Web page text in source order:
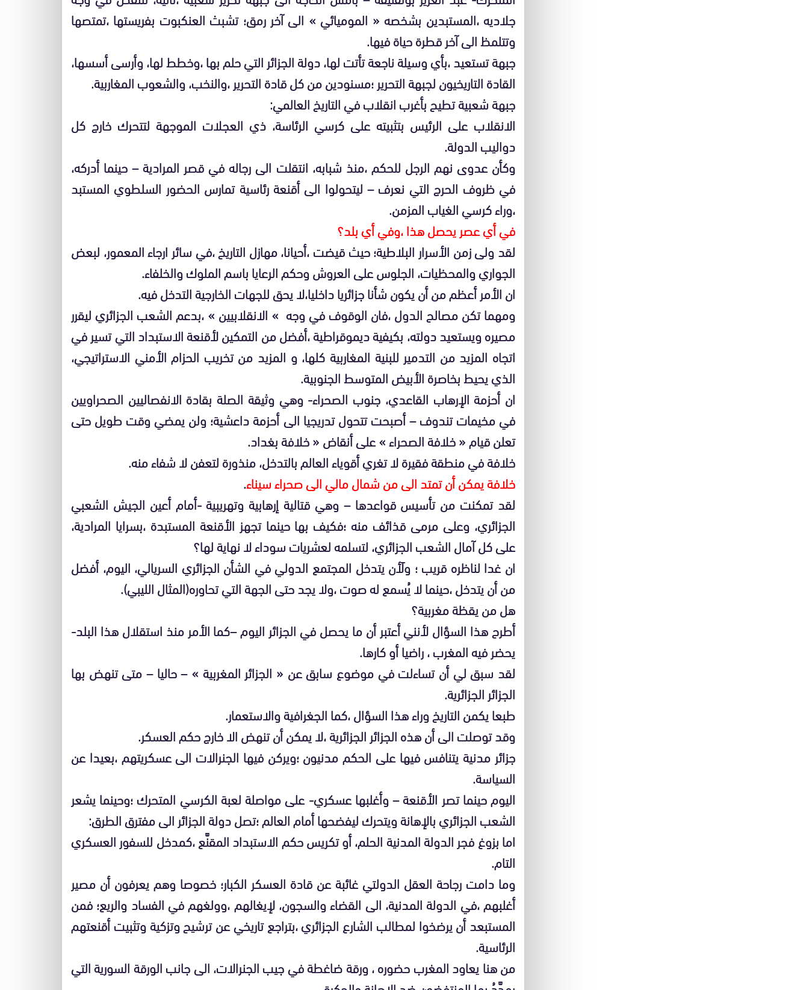
جلاديه ،المستبدين بشخصه « الموميائي » الى آخر رمق؛ تشبث العنكبوت بفريستها ،تمتصها
وتتلمظ الى آخر قطرة حياة فيها.
جبهة تستعيد ،بأي وسيلة ناجعة تأتت لها، دولة الجزائر التي حلم بها ،وخطط لها، وأرسى أسسها،
القادة التاريخيون لجبهة التحرير ؛مسنودين من كل قادة التحرير ،والنخب، والشعوب المغاربية.
جبهة شعبية تطيح بأغرب انقلاب في التاريخ العالمي:
الانقلاب على الرئيس بتثبيته على كرسي الرئاسة، ذي العجلات الموجهة لتتحرك خارج كل
دواليب الدولة.
وكأن عدوى نهم الرجل للحكم ،منذ شبابه، انتقلت الى رجاله في قصر المرادية – حينما أدركه،
في ظروف الحرج التي نعرف – ليتحولوا الى أقنعة رئاسية تمارس الحضور السلطوي المستبد
،وراء كرسي الغياب المزمن.
في أي عصر يحصل هذا ،وفي أي بلد؟
لقد ولى زمن الأسرار البلاطية؛ حيث قيضت ،أحيانا، مهازل التاريخ ،في سائر ارجاء المعمور، لبعض
الجواري والمحظيات، الجلوس على العروش وحكم الرعايا باسم الملوك والخلفاء.
ان الأمر أعظم من أن يكون شأنا جزائريا داخليا،لا يحق للجهات الخارجية التدخل فيه.
ومهما تكن مصالح الدول ،فان الوقوف في وجه » الانقلابيين » ،بدعم الشعب الجزائري ليقرر
مصيره ويستعيد دولته، بكيفية ديموقراطية ،أفضل من التمكين لأقنعة الاستبداد التي تسير في
اتجاه المزيد من التدمير للبنية المغاربية كلها، و المزيد من تخريب الحزام الأمني الاستراتيجي،
الذي يحيط بخاصرة الأبيض المتوسط الجنوبية.
ان أحزمة الإرهاب القاعدي، جنوب الصحراء- وهي وثيقة الصلة بقادة الانفصاليين الصحراويين
في مخيمات تندوف – أصبحت تتحول تدريجيا الى أحزمة داعشية؛ ولن يمضي وقت طويل حتى
تعلن قيام « خلافة الصحراء » على أنقاض « خلافة بغداد.
خلافة في منطقة فقيرة لا تغري أقوياء العالم بالتدخل، منذورة لتعفن لا شفاء منه.
خلافة يمكن أن تمتد الى من شمال مالي الى صحراء سيناء.
لقد تمكنت من تأسيس قواعدها – وهي قتالية إرهابية وتهريبية -أمام أعين الجيش الشعبي
الجزائري، وعلى مرمى قذائف منه ؛فكيف بها حينما تجهز الأقنعة المستبدة ،بسرايا المرادية،
على كل آمال الشعب الجزائري، لتسلمه لعشريات سوداء لا نهاية لها؟
ان غدا لناظره قريب ؛ ولَأن يتدخل المجتمع الدولي في الشأن الجزائري السريالي، اليوم، أفضل
من أن يتدخل ،حينما لا يُسمع له صوت ،ولا يجد حتى الجهة التي تحاوره(المثال الليبي).
هل من يقظة مغربية؟
أطرح هذا السؤال لأنني أعتبر أن ما يحصل في الجزائر اليوم –كما الأمر منذ استقلال هذا البلد-
يحضر فيه المغرب ، راضيا أو كارها.
لقد سبق لي أن تساءلت في موضوع سابق عن « الجزائر المغربية » – حاليا – متى تنهض بها
الجزائر الجزائرية.
طبعا يكمن التاريخ وراء هذا السؤال ،كما الجغرافية والاستعمار.
وقد توصلت الى أن هذه الجزائر الجزائرية ،لا يمكن أن تنهض الا خارج حكم العسكر.
جزائر مدنية يتنافس فيها على الحكم مدنيون ؛ويركن فيها الجنرالات الى عسكريتهم ،بعيدا عن
السياسة.
اليوم حينما تصر الأقنعة – وأغلبها عسكري- على مواصلة لعبة الكرسي المتحرك ؛وحينما يشعر
الشعب الجزائري بالإهانة ويتحرك ليفضحها أمام العالم ؛تصل دولة الجزائر الى مفترق الطرق:
اما بزوغ فجر الدولة المدنية الحلم، أو تكريس حكم الاستبداد المقنَّع ،كمدخل للسفور العسكري
التام.
وما دامت رجاحة العقل الدولتي غائبة عن قادة العسكر الكبار؛ خصوصا وهم يعرفون أن مصير
أغلبهم ،في الدولة المدنية، الى القضاء والسجون، لإيغالهم ،وولغهم في الفساد والريع؛ فمن
المستبعد أن يرضخوا لمطالب الشارع الجزائري ،بتراجع تاريخي عن ترشيح وتزكية وتثبيت أقنعتهم
الرئاسية.
من هنا يعاود المغرب حضوره ، ورقة ضاغطة في جيب الجنرالات، الى جانب الورقة السورية التي